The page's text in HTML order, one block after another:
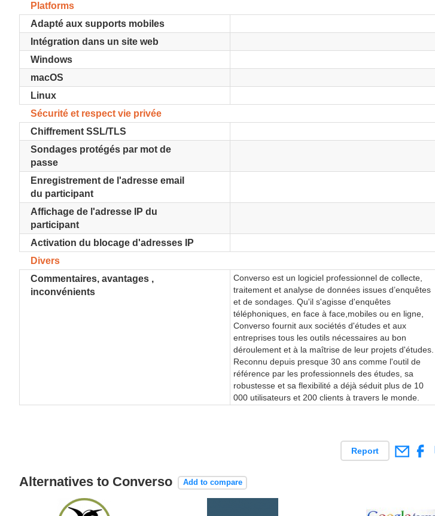
Platforms
Adapté aux supports mobiles
Intégration dans un site web
Windows
macOS
Linux
Sécurité et respect vie privée
Chiffrement SSL/TLS
Sondages protégés par mot de
passe
Enregistrement de l'adresse email
du participant
Affichage de l'adresse IP du
participant
Activation du blocage d'adresses IP
Divers
Commentaires, avantages ,
inconvénients
Converso est un logiciel professionnel de collecte,
traitement et analyse de données issues d’enquêtes
et de sondages. Qu'il s'agisse d'enquêtes
téléphoniques, en face à face,mobiles ou en ligne,
Converso fournit aux sociétés d'études et aux
entreprises tous les outils nécessaires au bon
déroulement et à la maîtrise de leur projets d'études.
Reconnu depuis presque 30 ans comme l'outil de
référence par les professionnels des études, sa
robustesse et sa flexibilité a déjà séduit plus de 10
000 utilisateurs et 200 clients à travers le monde.
Report
Alternatives to Converso Add to compare